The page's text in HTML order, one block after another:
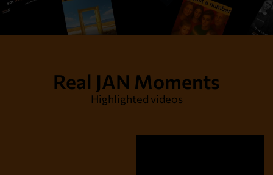
Real JAN Moments
Highlighted videos